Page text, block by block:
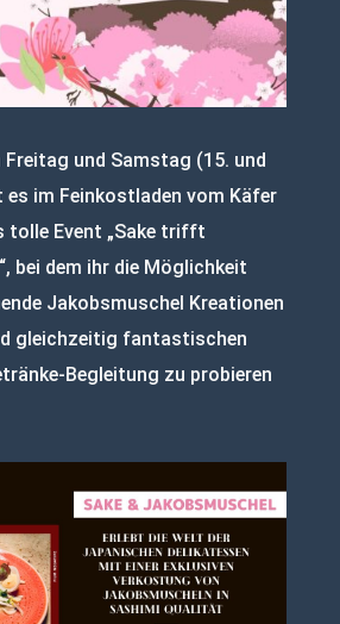
Freitag und Samstag (15. und
es im Feinkostladen vom Käfer
tolle Event „Sake trifft
bei dem ihr die Möglichkeit
Jakobsmuschel Kreationen
gleichzeitig fantastischen
Begleitung zu probieren